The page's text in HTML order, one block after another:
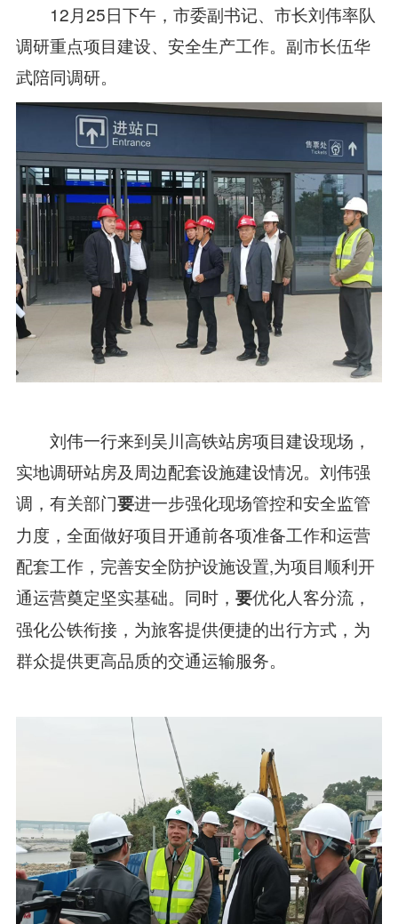
12月25日下午，市委副书记、市长刘伟率队
调研重点项目建设、安全生产工作。副市长伍华
武陪同调研。
刘伟一行来到吴川高铁站房项目建设现场，
实地调研站房及周边配套设施建设情况。刘伟强
调，有关部门要进一步强化现场管控和安全监管
力度，全面做好项目开通前各项准备工作和运营
配套工作，完善安全防护设施设置,为项目顺利开
通运营奠定坚实基础。同时， 要优化人客分流，
强化公铁衔接，为旅客提供便捷的出行方式，为
群众提供更高品质的交通运输服务。